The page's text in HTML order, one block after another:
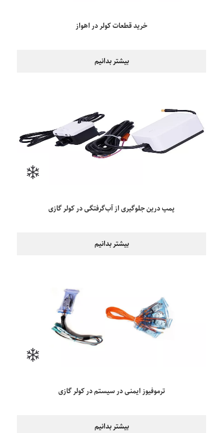
خرید قطعات کولر در اهواز
بیشتر بدانیم
پمپ درین جلوگیری از آب‌گرفتگی در کولر گازی
بیشتر بدانیم
ترموفیوز ایمنی در سیستم در کولر گازی
بیشتر بدانیم